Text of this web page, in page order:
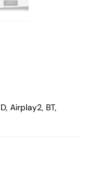
Airplay2, BT,